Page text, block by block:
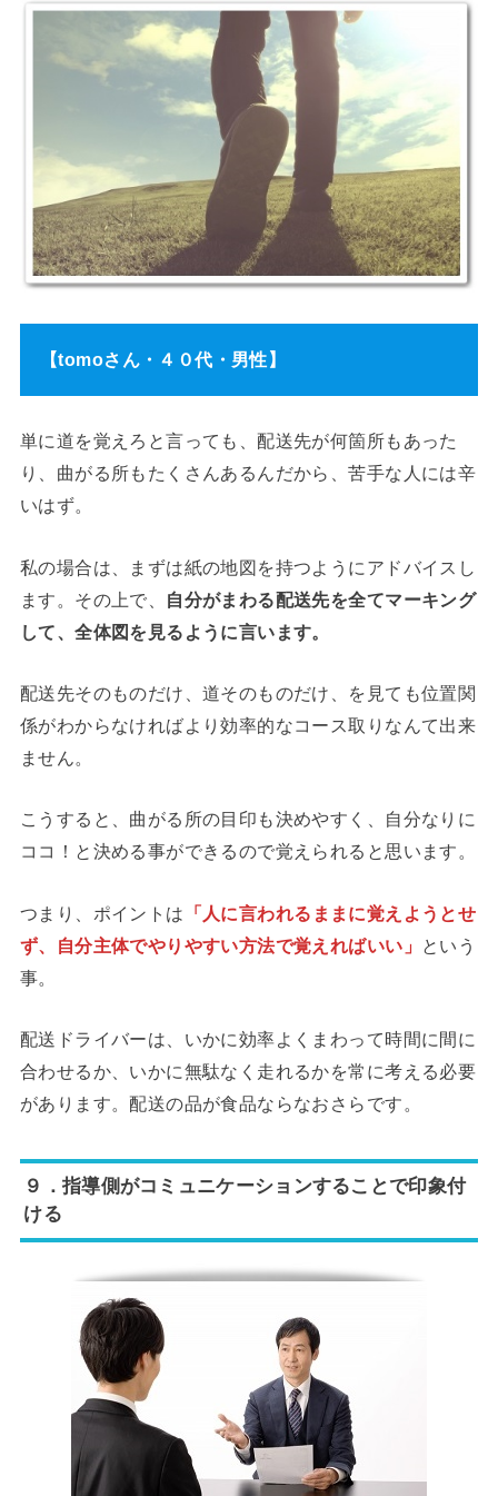
【tomoさん・４０代・男性】
単に道を覚えろと言っても、配送先が何箇所もあった
り、曲がる所もたくさんあるんだから、苦手な人には辛
いはず。
私の場合は、まずは紙の地図を持つようにアドバイスし
ます。その上で、 自分がまわる配送先を全てマーキング
して、全体図を見るように言います。
配送先そのものだけ、道そのものだけ、を見ても位置関
係がわからなければより効率的なコース取りなんて出来
ません。
こうすると、曲がる所の目印も決めやすく、自分なりに
ココ！と決める事ができるので覚えられると思います。
つまり、ポイントは 「人に言われるままに覚えようとせ
ず、自分主体でやりやすい方法で覚えればいい」
という
事。
配送ドライバーは、いかに効率よくまわって時間に間に
合わせるか、いかに無駄なく走れるかを常に考える必要
があります。配送の品が食品ならなおさらです。
９．指導側がコミュニケーションすることで印象付
ける